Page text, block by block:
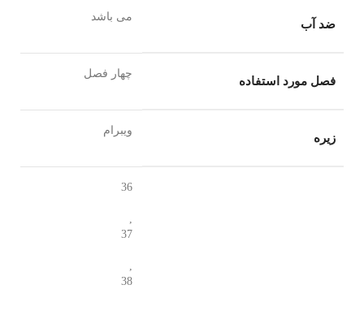
ضد آب
می باشد
فصل مورد استفاده
چهار فصل
زیره
ویبرام
36
,
37
,
38